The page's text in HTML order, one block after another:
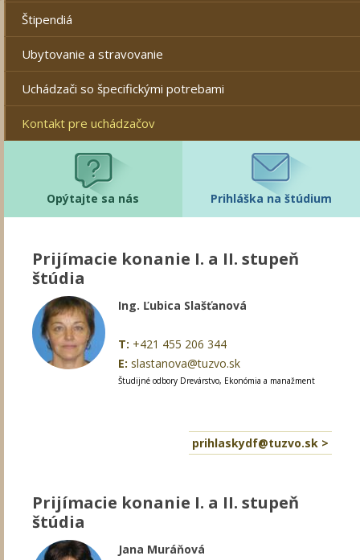
Štipendiá
Ubytovanie a stravovanie
Uchádzači so špecifickými potrebami
Kontakt pre uchádzačov
Opýtajte sa nás Prihláška na štúdium
Prijímacie konanie I. a II. stupeň
štúdia
Ing. Ľubica Slašťanová
T: +421 455 206 344
E: slastanova@tuzvo.sk
Študijné odbory Drevárstvo, Ekonómia a manažment
prihlaskydf@tuzvo.sk >
Prijímacie konanie I. a II. stupeň
štúdia
Jana Muráňová